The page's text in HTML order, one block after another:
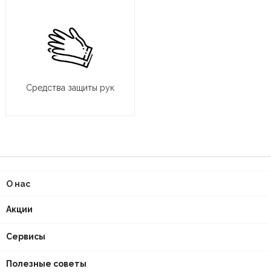
Средства защиты рук
О нас
Акции
Сервисы
Полезные советы